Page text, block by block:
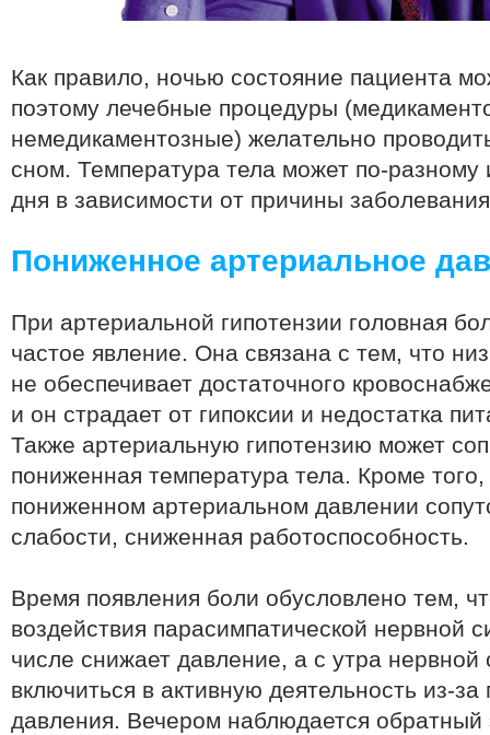
Как правило, ночью состояние пациента
поэтому лечебные процедуры
немедикаментозные) желательно
сном. Температура тела может по-разному
дня в зависимости от причины
Пониженное артериальное
При артериальной гипотензии головная
частое явление. Она связана с тем, что
не обеспечивает достаточного
и он страдает от гипоксии и недостатка
Также артериальную гипотензию может
пониженная температура тела. Кроме
пониженном артериальном давлении
слабости, сниженная работоспособность.
Время появления боли обусловлено тем,
воздействия парасимпатической нервной
числе снижает давление, а с утра
включиться в активную деятельность из-
давления. Вечером наблюдается